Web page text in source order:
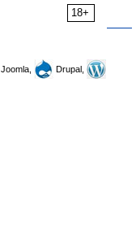
18+
Joomla,
Drupal,